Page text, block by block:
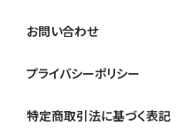
お問い合わせ
プライバシーポリシー
特定商取引法に基づく表記